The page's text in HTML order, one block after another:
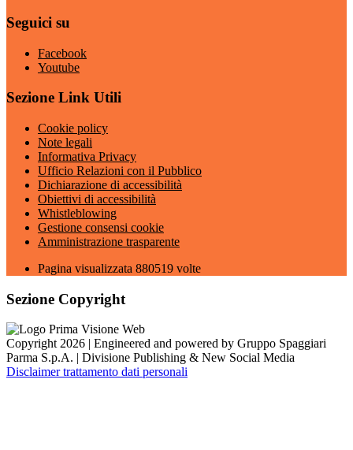
Seguici su
Facebook
Youtube
Sezione Link Utili
Cookie policy
Note legali
Informativa Privacy
Ufficio Relazioni con il Pubblico
Dichiarazione di accessibilità
Obiettivi di accessibilità
Whistleblowing
Gestione consensi cookie
Amministrazione trasparente
Pagina visualizzata 880519 volte
Sezione Copyright
Copyright 2026 | Engineered and powered by Gruppo Spaggiari
Parma S.p.A. | Divisione Publishing & New Social Media
Disclaimer trattamento dati personali